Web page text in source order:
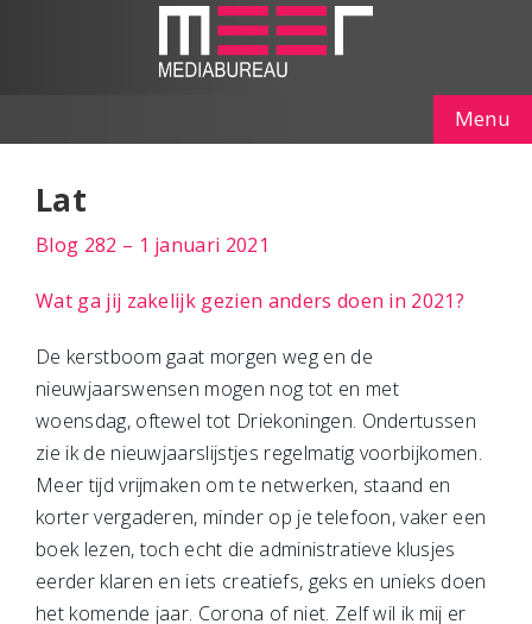
Menu
Lat
Blog 282 – 1 januari 2021
Wat ga jij zakelijk gezien anders doen in 2021?
De kerstboom gaat morgen weg en de
nieuwjaarswensen mogen nog tot en met
woensdag, oftewel tot Driekoningen. Ondertussen
zie ik de nieuwjaarslijstjes regelmatig voorbijkomen.
Meer tijd vrijmaken om te netwerken, staand en
korter vergaderen, minder op je telefoon, vaker een
boek lezen, toch echt die administratieve klusjes
eerder klaren en iets creatiefs, geks en unieks doen
het komende jaar. Corona of niet. Zelf wil ik mij er